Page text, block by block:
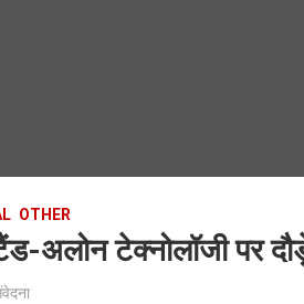
OTHER
अलोन टेक्नोलॉजी पर